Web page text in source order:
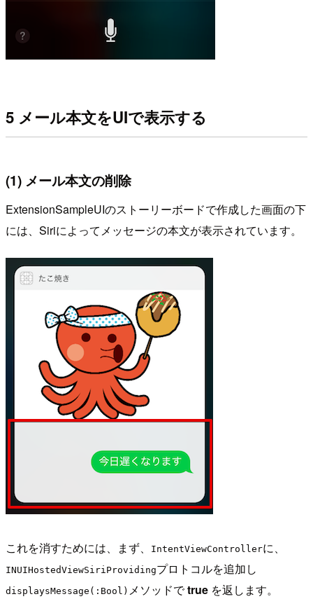
5 メール本文をUIで表示する
(1) メール本文の削除
ExtensionSampleUIのストーリーボードで作成した画面の下
には、Siriによってメッセージの本文が表示されています。
これを消すためには、まず、 IntentViewControllerに、
INUIHostedViewSiriProvidingプロトコルを追加し
displaysMessage(:Bool) メソッドでtrue を返します。